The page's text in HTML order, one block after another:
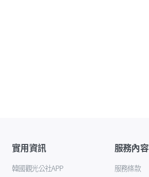
實用資訊
韓國觀光公社APP
服務內容
服務條款